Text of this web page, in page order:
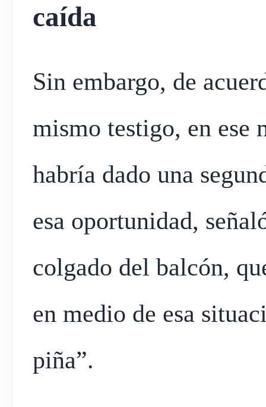
caída
Sin embargo, de
mismo testigo, en ese
habría dado una
esa oportunidad,
colgado del balcón,
en medio de esa
piña”.